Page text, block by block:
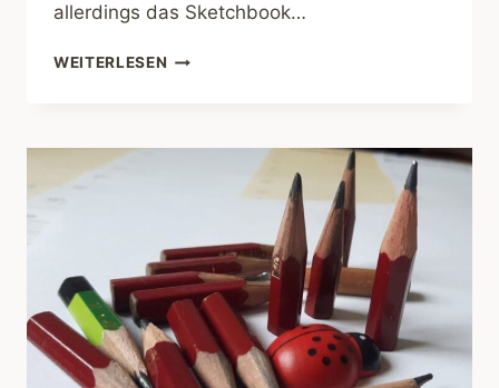
allerdings das Sketchbook…
WEITERLESEN PORTRAIT